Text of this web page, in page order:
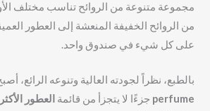
مجموعة متنوعة من الروائح تناسب مختلف
من الروائح الخفيفة المنعشة إلى العطور
على كل شيء في صندوق واحد.
بالطبع، نظراً لجودته العالية وتنوعه الرائع،
perfume جزءًا لا يتجزأ من قائمة العطور